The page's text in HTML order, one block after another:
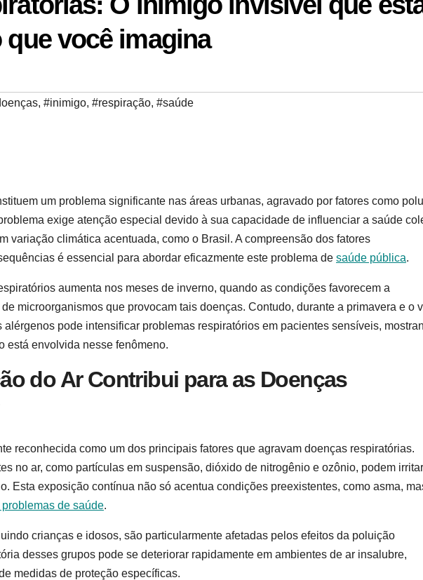
você imagina
, #inimigo, #respiração, #saúde
um problema significante nas áreas urbanas, agravado por fatores como
exige atenção especial devido à sua capacidade de influenciar a saúde
variação climática acentuada, como o Brasil. A compreensão dos fatores
é essencial para abordar eficazmente este problema de saúde pública.
aumenta nos meses de inverno, quando as condições favorecem a
microorganismos que provocam tais doenças. Contudo, durante a primavera e o
alérgenos pode intensificar problemas respiratórios em pacientes sensíveis,
está envolvida nesse fenômeno.
do Ar Contribui para as Doenças
reconhecida como um dos principais fatores que agravam doenças respiratórias.
no ar, como partículas em suspensão, dióxido de nitrogênio e ozônio, podem
Esta exposição contínua não só acentua condições preexistentes, como asma,
problemas de saúde.
crianças e idosos, são particularmente afetadas pelos efeitos da poluição
desses grupos pode se deteriorar rapidamente em ambientes de ar insalubre,
medidas de proteção específicas.